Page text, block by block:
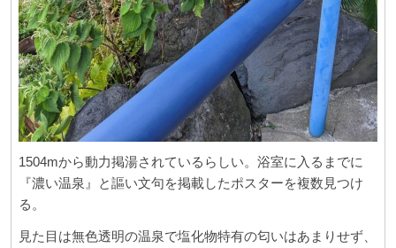
1504mから動力掲湯されているらしい。浴室に入るまでに
『濃い温泉』と謳い文句を掲載したポスターを複数見つけ
る。
見た目は無色透明の温泉で塩化物特有の匂いはあまりせず、